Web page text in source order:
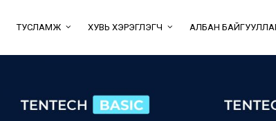
ТУСЛАМЖ ХУВЬ ХЭРЭГЛЭГЧ АЛБАН